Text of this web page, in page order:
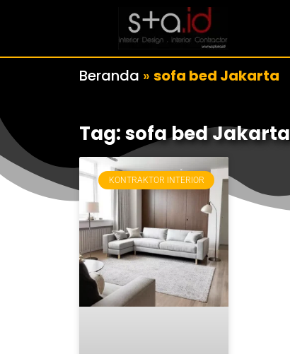
Beranda » sofa bed Jakarta
Tag: sofa bed Jakarta
KONTRAKTOR INTERIOR